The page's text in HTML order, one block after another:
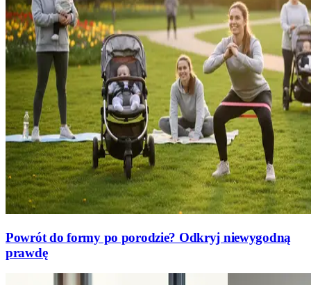
Powrót do formy po porodzie? Odkryj niewygodną
prawdę